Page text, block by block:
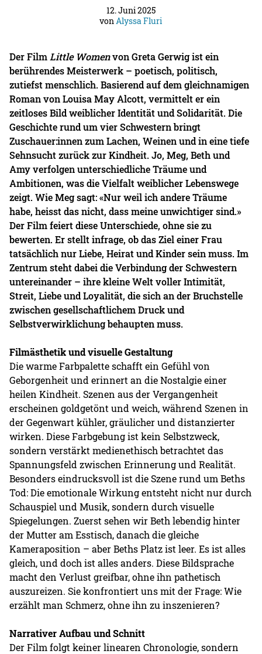
12. Juni 2025
vonAlyssa Fluri
Der Film Little Womenvon Greta Gerwig ist ein
berührendes Meisterwerk – poetisch, politisch,
zutiefst menschlich. Basierend auf dem gleichnamigen
Roman von Louisa May Alcott, vermittelt er ein
zeitloses Bild weiblicher Identität und Solidarität. Die
Geschichte rund um vier Schwestern bringt
Zuschauer:innen zum Lachen, Weinen und in eine tiefe
Sehnsucht zurück zur Kindheit. Jo, Meg, Beth und
Amy verfolgen unterschiedliche Träume und
Ambitionen, was die Vielfalt weiblicher Lebenswege
zeigt. Wie Meg sagt: «Nur weil ich andere Träume
habe, heisst das nicht, dass meine unwichtiger sind.»
Der Film feiert diese Unterschiede, ohne sie zu
bewerten. Er stellt infrage, ob das Ziel einer Frau
tatsächlich nur Liebe, Heirat und Kinder sein muss. Im
Zentrum steht dabei die Verbindung der Schwestern
untereinander – ihre kleine Welt voller Intimität,
Streit, Liebe und Loyalität, die sich an der Bruchstelle
zwischen gesellschaftlichem Druck und
Selbstverwirklichung behaupten muss.
Filmästhetik und visuelle Gestaltung
Die warme Farbpalette schafft ein Gefühl von
Geborgenheit und erinnert an die Nostalgie einer
heilen Kindheit. Szenen aus der Vergangenheit
erscheinen goldgetönt und weich, während Szenen in
der Gegenwart kühler, gräulicher und distanzierter
wirken. Diese Farbgebung ist kein Selbstzweck,
sondern verstärkt medienethisch betrachtet das
Spannungsfeld zwischen Erinnerung und Realität.
Besonders eindrucksvoll ist die Szene rund um Beths
Tod: Die emotionale Wirkung entsteht nicht nur durch
Schauspiel und Musik, sondern durch visuelle
Spiegelungen. Zuerst sehen wir Beth lebendig hinter
der Mutter am Esstisch, danach die gleiche
Kameraposition – aber Beths Platz ist leer. Es ist alles
gleich, und doch ist alles anders. Diese Bildsprache
macht den Verlust greifbar, ohne ihn pathetisch
auszureizen. Sie konfrontiert uns mit der Frage: Wie
erzählt man Schmerz, ohne ihn zu inszenieren?
Narrativer Aufbau und Schnitt
Der Film folgt keiner linearen Chronologie, sondern